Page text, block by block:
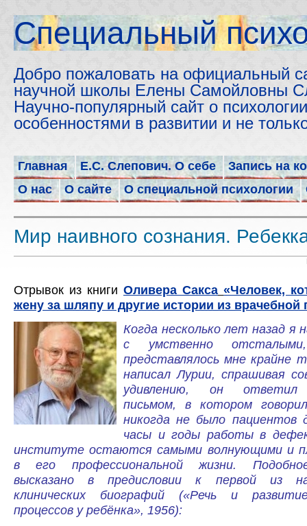
Cпециальный
Добро пожаловать на официальный
научной школы Елены Самойловны
Научно-популярный сайт о
особенностями в развитии и не
Главная Е.С. Слепович. О себе
Запись на
О нас
О сайте О специальной психологии
Мир наивного сознания.
Отрывок из книги Оливера Сакса «Человек,
жену за шляпу и другие истории из врачебной
Когда несколько лет назад я
с умственно
представлялось мне крайне
написал Лурии, спрашивая
удивлению, он ответил
письмом, в котором
никогда не было пациентов
часы и годы работы в
институте остаются самыми волнующими и
в его профессиональной жизни.
высказано в предисловии к первой из
клинических биографий («Речь и
процессов у ребёнка», 1956):